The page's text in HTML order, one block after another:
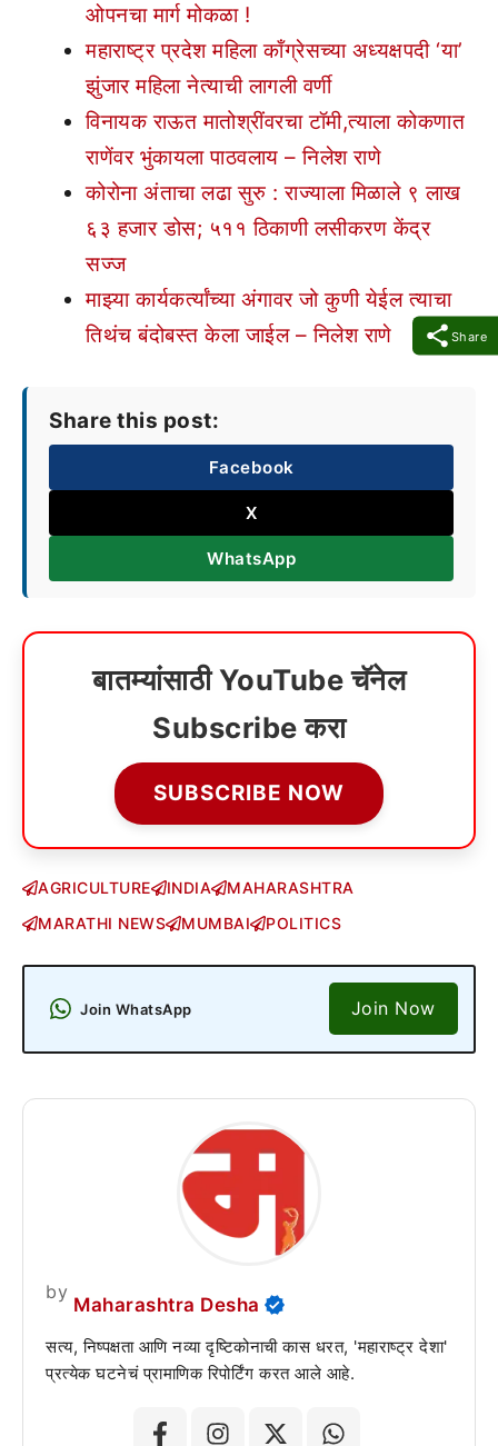
Share
ओपनचा मार्ग मोकळा !
महाराष्ट्र प्रदेश महिला काँग्रेसच्या अध्यक्षपदी ‘या’
झुंजार महिला नेत्याची लागली वर्णी
विनायक राऊत मातोश्रींवरचा टॉमी,त्याला कोकणात
राणेंवर भुंकायला पाठवलाय – निलेश राणे
कोरोना अंताचा लढा सुरु : राज्याला मिळाले ९ लाख
६३ हजार डोस; ५११ ठिकाणी लसीकरण केंद्र
सज्ज
माझ्या कार्यकर्त्यांच्या अंगावर जो कुणी येईल त्याचा
तिथंच बंदोबस्त केला जाईल – निलेश राणे
Share this post:
Facebook
X
WhatsApp
बातम्यांसाठी YouTube चॅनेल
Subscribe करा
SUBSCRIBE NOW
AGRICULTURE INDIA
MAHARASHTRA
MARATHI NEWS
MUMBAI POLITICS
Join WhatsApp Join Now
by
Maharashtra Desha
सत्य, निष्पक्षता आणि नव्या दृष्टिकोनाची कास धरत, 'महाराष्ट्र देशा'
प्रत्येक घटनेचं प्रामाणिक रिपोर्टिंग करत आले आहे.